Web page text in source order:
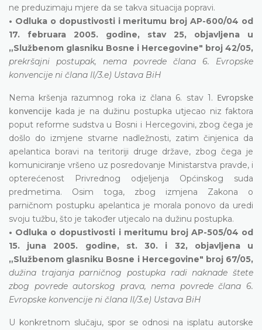
ne preduzimaju mjere da se takva situacija popravi.
• Odluka o dopustivosti i meritumu broj AP-600/04 od
17. februara 2005. godine, stav 25, objavljena u
„Službenom glasniku Bosne i Hercegovine" broj 42/05,
prekršajni postupak, nema povrede člana 6. Evropske
konvencije ni člana II/3.e) Ustava BiH
Nema kršenja razumnog roka iz člana 6. stav 1. Evropske
konvencije kada je na dužinu postupka utjecao niz faktora
poput reforme sudstva u Bosni i Hercegovini, zbog čega je
došlo do izmjene stvarne nadležnosti, zatim činjenica da
apelantica boravi na teritoriji druge države, zbog čega je
komuniciranje vršeno uz posredovanje Ministarstva pravde, i
opterećenost Privrednog odjeljenja Općinskog suda
predmetima. Osim toga, zbog izmjena Zakona o
parničnom postupku apelantica je morala ponovo da uredi
svoju tužbu, što je također utjecalo na dužinu postupka.
• Odluka o dopustivosti i meritumu broj AP-505/04 od
15. juna 2005. godine, st. 30. i 32, objavljena u
„Službenom glasniku Bosne i Hercegovine" broj 67/05,
dužina trajanja parničnog postupka radi naknade štete
zbog povrede autorskog prava, nema povrede člana 6.
Evropske konvencije ni člana II/3.e) Ustava BiH
U konkretnom slučaju, spor se odnosi na isplatu autorske